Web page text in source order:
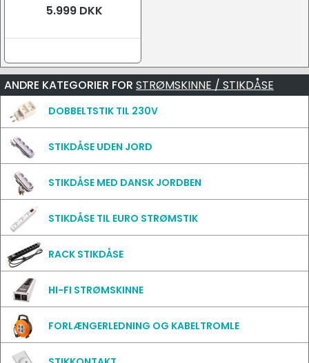
5.999 DKK
ANDRE KATEGORIER FOR STRØMSKINNE / STIKDÅSE
DOBBELTSTIK TIL 230V
STIKDÅSE UDEN JORD
STIKDÅSE MED DANSK JORDBEN
STIKDÅSE TIL EURO STRØMSTIK
RACK STIKDÅSE
HI-FI STRØMSKINNE
FORLÆNGERLEDNING OG KABELTROMLE